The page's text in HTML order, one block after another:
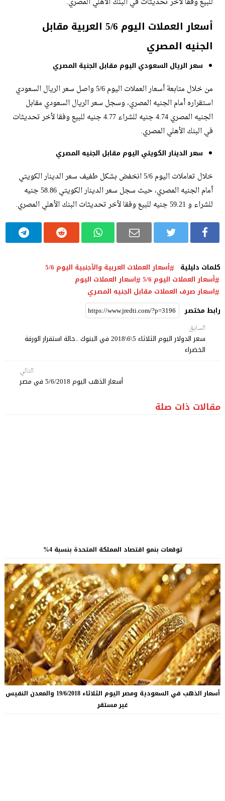
أسعار العملات اليوم 5/6 العربية مقابل
الجنيه المصري
سعر الريال السعودي اليوم مقابل الجنية المصري
من خلال متابعة أسعار العملات اليوم 5/6 واصل سعر الريال السعودي
استقراره أمام الجنيه المصري، وسجل سعر الريال السعودي مقابل
الجنيه المصري 4.74 جنيه للشراء 4.77 جنيه للبيع وفقا لأخر تحديثات
في البنك الأهلي المصري.
سعر الدينار الكويتي اليوم مقابل الجنيه المصري
خلال تعاملات اليوم 5/6 انخفض بشكل طفيف سعر الدينار الكويتي
أمام الجنيه المصري، حيث سجل سعر الدينار الكويتي 58.86 جنيه
للشراء و 59.21 جنيه للبيع وفقا لأخر تحديثات البنك الأهلي المصري.
كلمات دليلية
أسعار العملات العربية والأجنبية اليوم 5/6
أسعار العملات اليوم 5/6
اسعار العملات اليوم
اسعار صرف العملات مقابل الجنيه المصري
رابط مختصر
السابق
سعر الدولار اليوم الثلاثاء 5\6\2018 في البنوك ..حالة استقرار الورقة
الخضراء
التالي
أسعار الذهب اليوم 5/6/2018 في مصر
مقالات ذات صلة
توقعات بنمو اقتصاد المملكة المتحدة بنسبة 4%
أسعار الذهب في السعودية ومصر اليوم الثلاثاء 19/6/2018 والمعدن النفيس
غير مستقر